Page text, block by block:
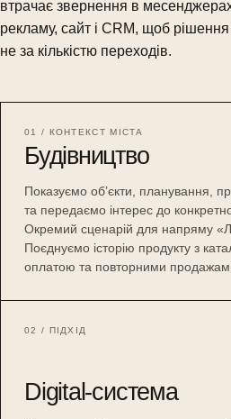
втрачає звернення в
рекламу, сайт і CRM, щоб
не за кількістю переходів.
01 / КОНТЕКСТ МІСТА
Будівництво
Показуємо об’єкти, планування,
та передаємо інтерес до
Окремий сценарій для напряму
Поєднуємо історію продукту з
оплатою та повторними
02 / ПІДХІД
Digital-система